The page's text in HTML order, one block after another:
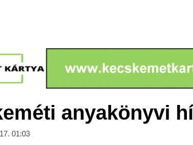
anyakönyvi
01:03